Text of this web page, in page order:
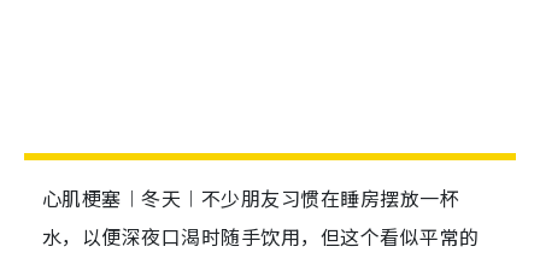
心肌梗塞︱冬天︱不少朋友习惯在睡房摆放一杯
水，以便深夜口渴时随手饮用，但这个看似平常的